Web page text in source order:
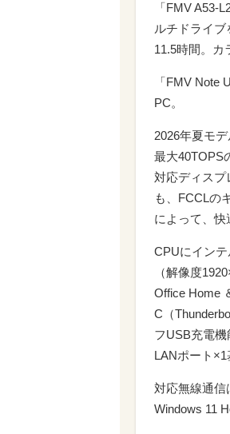
「FMV A53-
ルチドライ
11.5時間。カ
「FMV Note
PC。
2026年夏モ
最大40TOPS
対応ディスプ
も、FCCLの
によって、快
CPUにイン
（解像度
Office Home
C（
フUSB充電
LANポート
対応無線通信
Windows 11